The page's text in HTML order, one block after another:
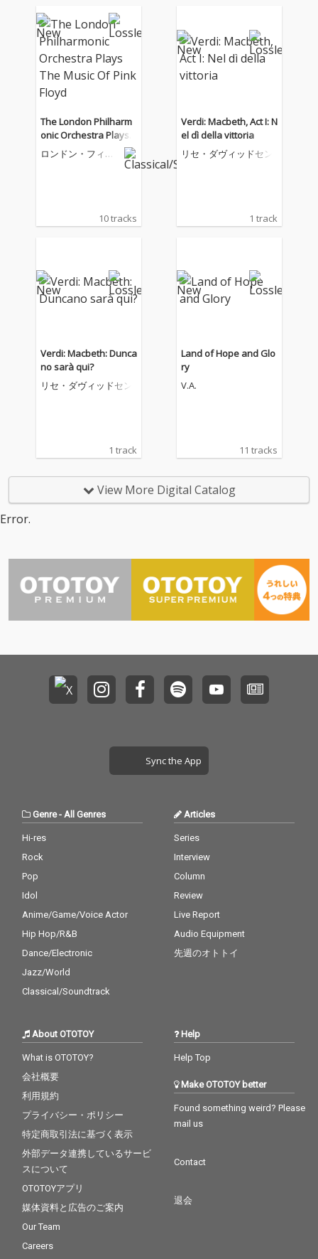
The London Philharm
onic Orchestra Plays T
he Music Of Pink Floyd
ロンドン・フィル
10 tracks
Verdi: Macbeth, Act I: N
el dì della vittoria
リセ・ダヴィッドセン
1 track
Verdi: Macbeth: Dunca
no sarà qui?
リセ・ダヴィッドセン
1 track
Land of Hope and Glo
ry
V.A.
11 tracks
View More Digital Catalog
Error.
Sync the App
Genre- All Genres
Hi-res
Rock
Pop
Idol
Anime/Game/Voice Actor
Hip Hop/R&B
Dance/Electronic
Jazz/World
Classical/Soundtrack
Articles
Series
Interview
Column
Review
Live Report
Audio Equipment
先週のオトトイ
About OTOTOY
What is OTOTOY?
会社概要
利用規約
プライバシー・ポリシー
特定商取引法に基づく表示
外部データ連携しているサービ
スについて
OTOTOYアプリ
媒体資料と広告のご案内
Our Team
Careers
Help
Help Top
Make OTOTOY better
Found something weird? Please
mail us
Contact
退会